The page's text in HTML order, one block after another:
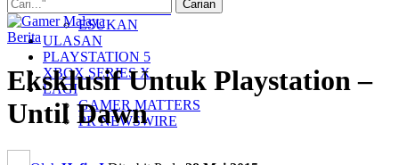
ESUKAN
ULASAN
PLAYSTATION 5
XBOX SERIES X
LAGI
GAMER MATTERS
PR NEWSWIRE
Berita
Eksklusif Untuk Playstation –
Until Dawn